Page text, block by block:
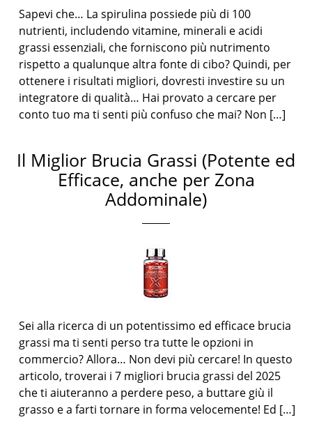
Sapevi che… La spirulina possiede più di 100
nutrienti, includendo vitamine, minerali e acidi
grassi essenziali, che forniscono più nutrimento
rispetto a qualunque altra fonte di cibo? Quindi, per
ottenere i risultati migliori, dovresti investire su un
integratore di qualità… Hai provato a cercare per
conto tuo ma ti senti più confuso che mai? Non […]
Il Miglior Brucia Grassi (Potente ed
Efficace, anche per Zona
Addominale)
Sei alla ricerca di un potentissimo ed efficace brucia
grassi ma ti senti perso tra tutte le opzioni in
commercio? Allora… Non devi più cercare! In questo
articolo, troverai i 7 migliori brucia grassi del 2025
che ti aiuteranno a perdere peso, a buttare giù il
grasso e a farti tornare in forma velocemente! Ed […]